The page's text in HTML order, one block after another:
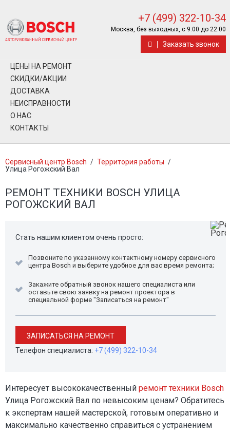
+7 (499) 322-10-34
Москва, без выходных, с 9:00 до 22:00
Заказать звонок
ЦЕНЫ НА РЕМОНТ
СКИДКИ/АКЦИИ
ДОСТАВКА
НЕИСПРАВНОСТИ
О НАС
КОНТАКТЫ
Сервисный центр Bosch / Территория работы /
Улица Рогожский Вал
РЕМОНТ ТЕХНИКИ BOSCH УЛИЦА
РОГОЖСКИЙ ВАЛ
Стать нашим клиентом очень просто:
Позвоните по указанному контактному номеру сервисного
центра Bosch и выберите удобное для вас время ремонта;
Закажите обратный звонок нашего специалиста или
оставьте свою заявку на ремонт проектора в
специальной форме "Записаться на ремонт"
ЗАПИСАТЬСЯ НА РЕМОНТ
Телефон специалиста: +7 (499) 322-10-34
Интересует высококачественный ремонт техники Bosch
Улица Рогожский Вал по невысоким ценам? Обратитесь
к экспертам нашей мастерской, готовым оперативно и
максимально качественно справиться с устранением